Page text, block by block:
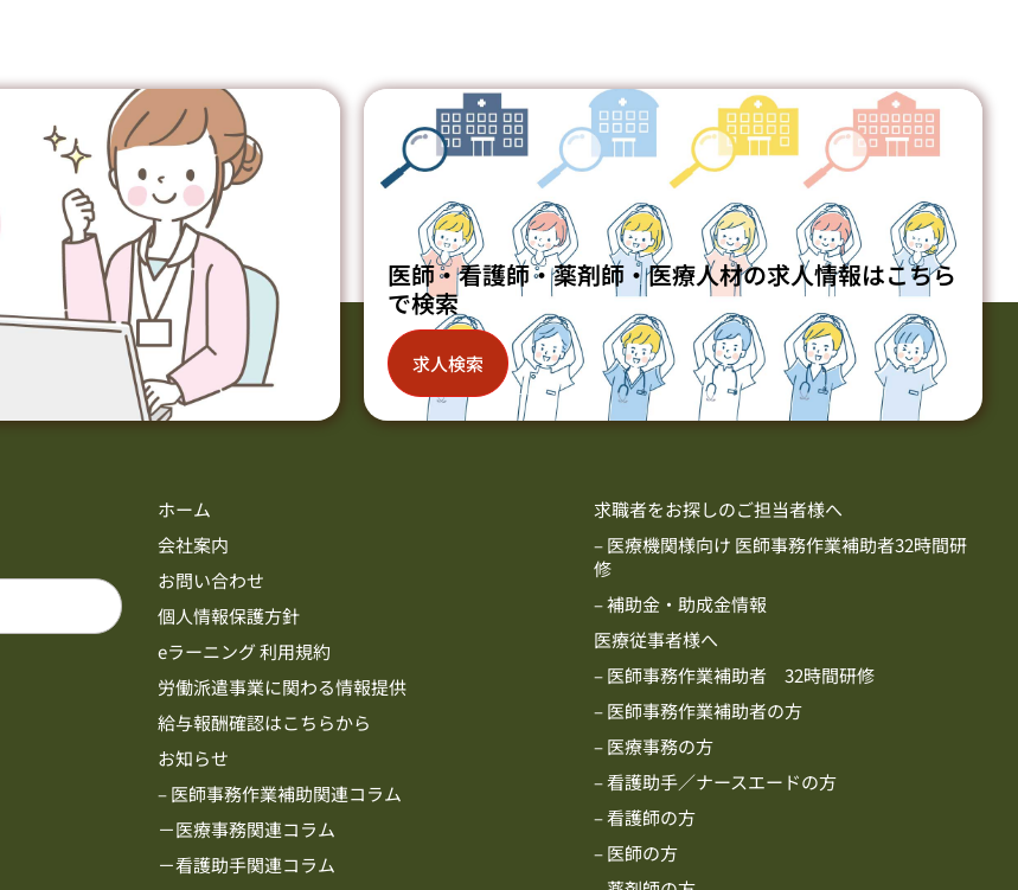
医師・看護師・薬剤師・医療人材の求人情報はこちら
で検索
求人検索
ホーム
会社案内
お問い合わせ
個人情報保護方針
eラーニング 利用規約
労働派遣事業に関わる情報提供
給与報酬確認はこちらから
お知らせ
– 医師事務作業補助関連コラム
－医療事務関連コラム
－看護助手関連コラム
求職者をお探しのご担当者様へ
– 医療機関様向け 医師事務作業補助者32時間研
修
– 補助金・助成金情報
医療従事者様へ
– 医師事務作業補助者 32時間研修
– 医師事務作業補助者の方
– 医療事務の方
– 看護助手／ナースエードの方
– 看護師の方
– 医師の方